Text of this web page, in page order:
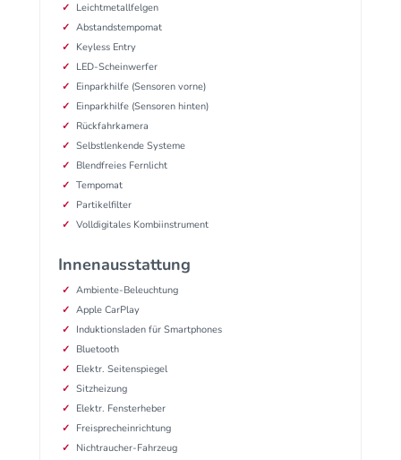
Leichtmetallfelgen
Abstandstempomat
Keyless Entry
LED-Scheinwerfer
Einparkhilfe (Sensoren vorne)
Einparkhilfe (Sensoren hinten)
Rückfahrkamera
Selbstlenkende Systeme
Blendfreies Fernlicht
Tempomat
Partikelfilter
Volldigitales Kombiinstrument
Innenausstattung
Ambiente-Beleuchtung
Apple CarPlay
Induktionsladen für Smartphones
Bluetooth
Elektr. Seitenspiegel
Sitzheizung
Elektr. Fensterheber
Freisprecheinrichtung
Nichtraucher-Fahrzeug